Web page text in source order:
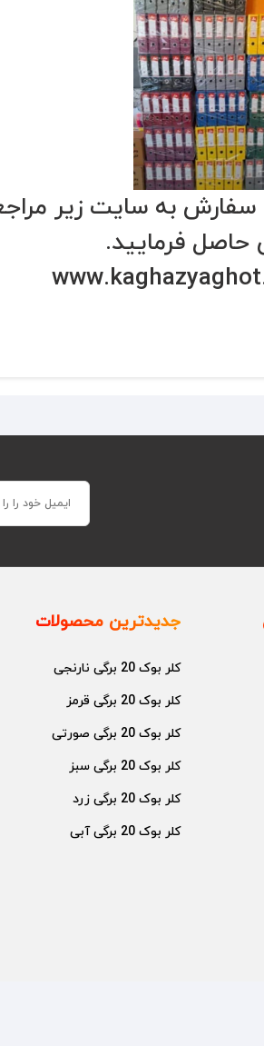
فرمایید.
جدیدترین محصولات
کلر بوک 20 برگی نارنجی
کلر بوک 20 برگی قرمز
کلر بوک 20 برگی صورتی
کلر بوک 20 برگی سبز
کلر بوک 20 برگی زرد
کلر بوک 20 برگی آبی